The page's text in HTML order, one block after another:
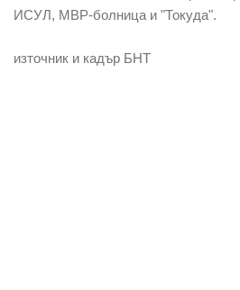
ИСУЛ, МВР-болница и "Токуда".
източник и кадър БНТ